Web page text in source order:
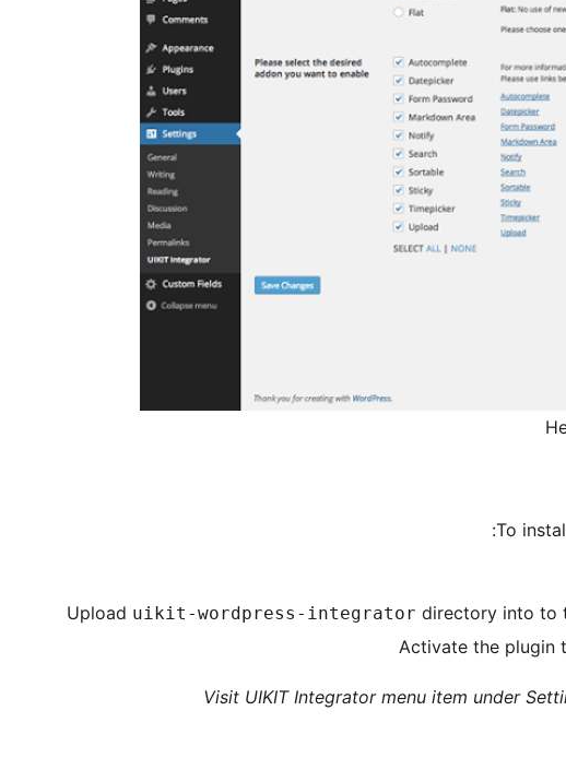
To
Upload uikit-wordpress-integrator directory into to
Activate the plugin
Visit UIKIT Integrator menu item under